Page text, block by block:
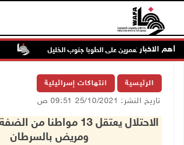
أهم الاخبار
للمستعمرين على الطوبا جنوب الخليل
الرئيسية انتهاكات إسرائيلية
تاريخ النشر: 25/10/2021 09:51 ص
الاحتلال يعتقل 13
ومريض بالسرطان